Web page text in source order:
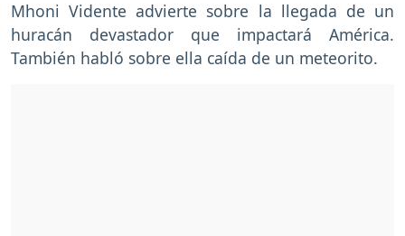
Mhoni Vidente advierte sobre la llegada de un
huracán devastador que impactará América.
También habló sobre ella caída de un meteorito.